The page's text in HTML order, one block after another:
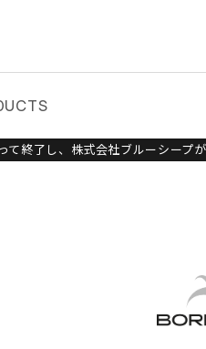
終了し、株式会社ブルーシープが